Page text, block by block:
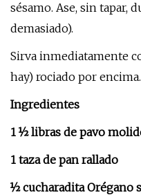
sésamo. Ase, sin tapar,
demasiado).
Sirva inmediatamente
hay) rociado por
Ingredientes
1 ½ libras de pavo
1 taza de pan rallado
½ cucharadita Orégano